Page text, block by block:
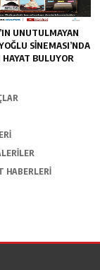
UNUTULMAYAN
SINEMASI’NDA
BULUYOR
HABERLERİ